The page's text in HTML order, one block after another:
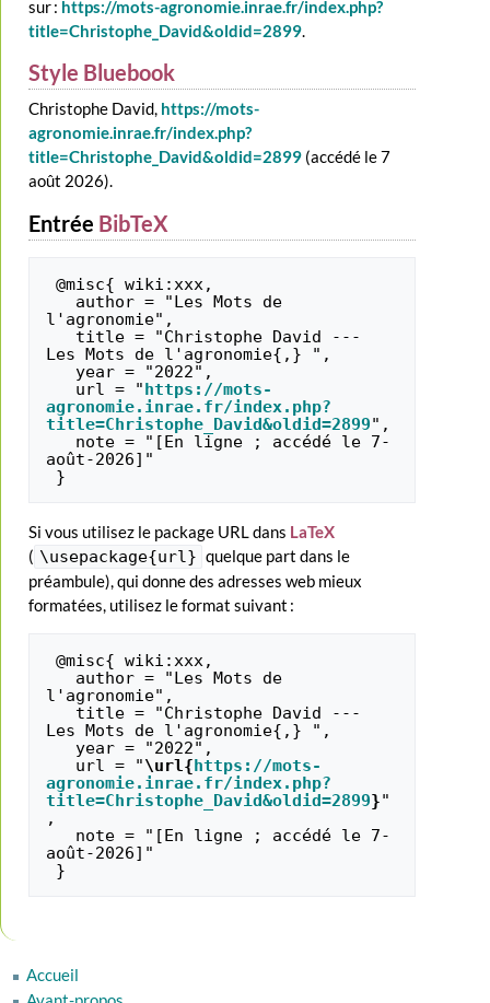
sur : https://mots-agronomie.inrae.fr/index.php?
title=Christophe_David&oldid=2899.
Style Bluebook
Christophe David, https://mots-
agronomie.inrae.fr/index.php?
title=Christophe_David&oldid=2899 (accédé le 7
août 2026).
Entrée BibTeX
@misc{ wiki:xxx,
l'agronomie",
Les Mots de l'agronomie{,} ",
   url = "
https://mots-
agronomie.inrae.fr/index.php?
title=Christophe_David&oldid=2899",
août-2026]"
Si vous utilisez le package URL dans LaTeX
( \usepackage{url} quelque part dans le
préambule), qui donne des adresses web mieux
formatées, utilisez le format suivant :
@misc{ wiki:xxx,
l'agronomie",
Les Mots de l'agronomie{,} ",
   url = "
\url{https://mots-
agronomie.inrae.fr/index.php?
title=Christophe_David&oldid=2899}"
,
août-2026]"
Accueil